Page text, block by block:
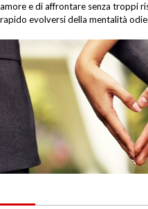
amore e di affrontare senza troppi
rapido evolversi della mentalità